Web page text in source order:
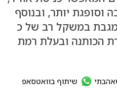
וסופגת יותר, ובנוסף
במשקל רב של כ
הכותנה ובעלת רמת